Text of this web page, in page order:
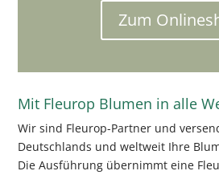
Zum
Mit Fleurop Blumen in alle
Wir sind Fleurop-Partner und
Deutschlands und weltweit Ihre
Die Ausführung übernimmt eine